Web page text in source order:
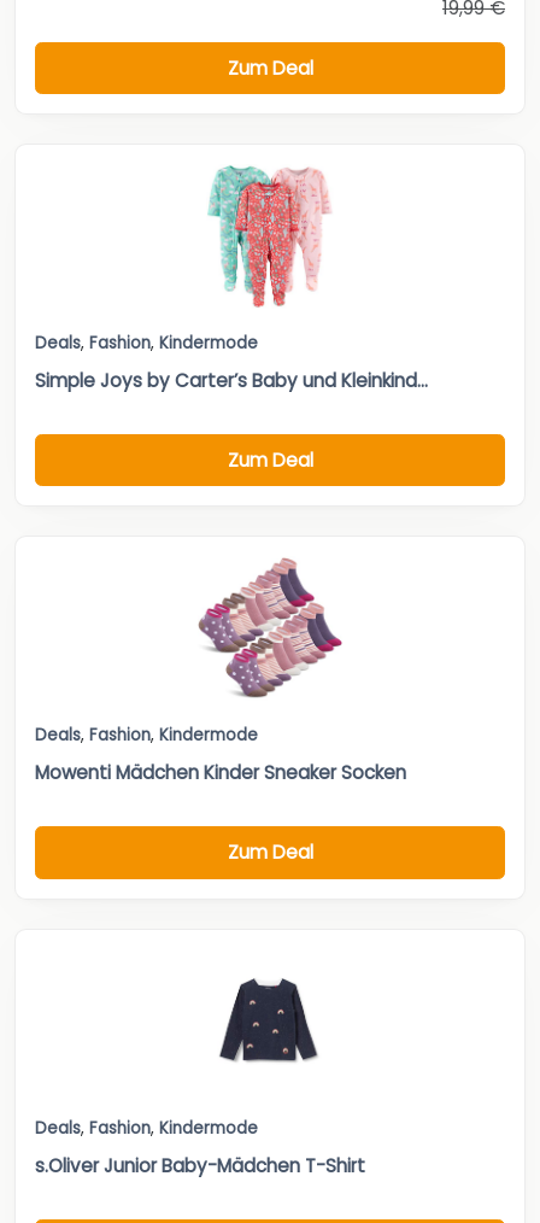
19,99 €
Zum Deal
Deals, Fashion, Kindermode
Simple Joys by Carter’s Baby und Kleinkind...
Zum Deal
Deals, Fashion, Kindermode
Mowenti Mädchen Kinder Sneaker Socken
Zum Deal
Deals, Fashion, Kindermode
s.Oliver Junior Baby-Mädchen T-Shirt